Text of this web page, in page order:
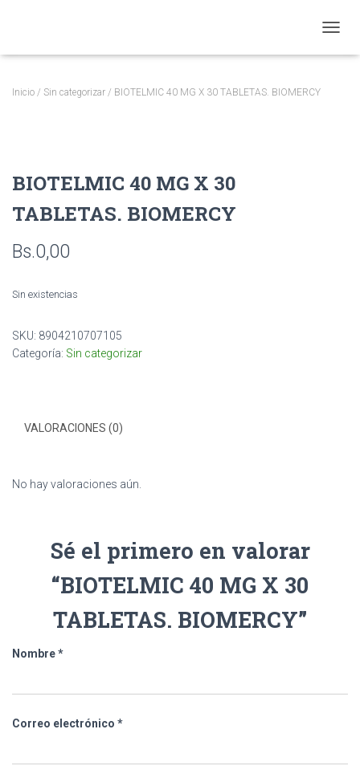
Inicio / Sin categorizar / BIOTELMIC 40 MG X 30 TABLETAS. BIOMERCY
BIOTELMIC 40 MG X 30
TABLETAS. BIOMERCY
Bs.0,00
Sin existencias
SKU: 8904210707105
Categoría: Sin categorizar
VALORACIONES (0)
No hay valoraciones aún.
Sé el primero en valorar
“BIOTELMIC 40 MG X 30
TABLETAS. BIOMERCY”
Nombre*
Correo electrónico *